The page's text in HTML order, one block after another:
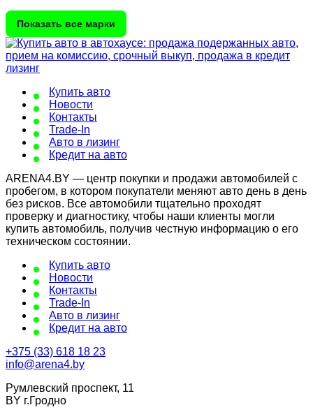
Показать все марки
Купить авто
Новости
Контакты
Trade-In
Авто в лизинг
Кредит на авто
ARENA4.BY — центр покупки и продажи автомобилей с
пробегом, в котором покупатели меняют авто день в день
без рисков. Все автомобили тщательно проходят
проверку и диагностику, чтобы наши клиенты могли
купить автомобиль, получив честную информацию о его
техническом состоянии.
Купить авто
Новости
Контакты
Trade-In
Авто в лизинг
Кредит на авто
+375 (33) 618 18 23
info@arena4.by
Румлевский проспект, 11
BY г.Гродно